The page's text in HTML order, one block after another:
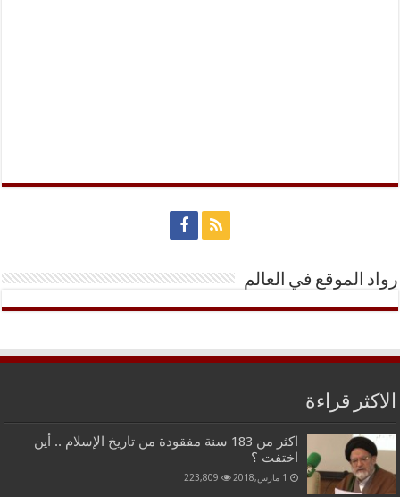
رواد الموقع في العالم
الاكثر قراءة
اكثر من 183 سنة مفقودة من تاريخ الإسلام .. أين
اختفت ؟
1 مارس,2018 223,809